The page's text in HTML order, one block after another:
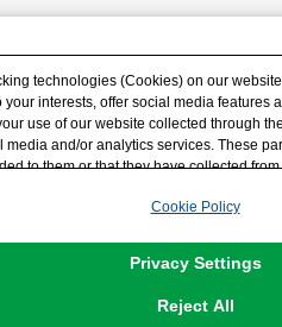
タイプ(リラック
タイプ(インナー
タイプ(リラック
タイプ(インナー
ント5mmタイプ×2
ント6mmタイプ×2
ジョイント×左右
technologies (Cookies) on our
interests, offer social media features
use of our website collected through
and/or analytics services. These
to them or that they have collected
Strictly Necessary Cookies, please
rejection settings at any time via
Cookie Policy
Privacy Settings
Reject All